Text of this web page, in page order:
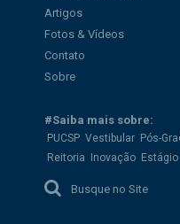
Artigos
Fotos & Vídeos
Contato
Sobre
#Saiba mais sobre:
PUCSP Vestibular Pós-
Reitoria
Inovação Estágio
Busque no Site